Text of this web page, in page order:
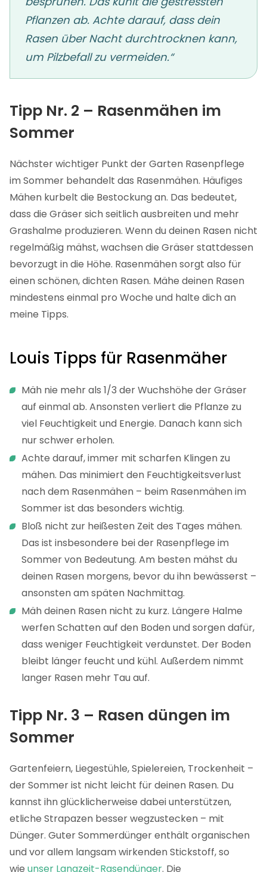
Pflanzen ab. Achte darauf, dass dein
Rasen über Nacht durchtrocknen kann,
um Pilzbefall zu vermeiden.“
Tipp Nr. 2 – Rasenmähen im
Sommer
Nächster wichtiger Punkt der Garten Rasenpflege
im Sommer behandelt das Rasenmähen. Häufiges
Mähen kurbelt die Bestockung an. Das bedeutet,
dass die Gräser sich seitlich ausbreiten und mehr
Grashalme produzieren. Wenn du deinen Rasen nicht
regelmäßig mähst, wachsen die Gräser stattdessen
bevorzugt in die Höhe. Rasenmähen sorgt also für
einen schönen, dichten Rasen. Mähe deinen Rasen
mindestens einmal pro Woche und halte dich an
meine Tipps.
Louis Tipps für Rasenmäher
Mäh nie mehr als 1/3 der Wuchshöhe der Gräser
auf einmal ab. Ansonsten verliert die Pflanze zu
viel Feuchtigkeit und Energie. Danach kann sich
nur schwer erholen.
Achte darauf, immer mit scharfen Klingen zu
mähen. Das minimiert den Feuchtigkeitsverlust
nach dem Rasenmähen – beim Rasenmähen im
Sommer ist das besonders wichtig.
Bloß nicht zur heißesten Zeit des Tages mähen.
Das ist insbesondere bei der Rasenpflege im
Sommer von Bedeutung. Am besten mähst du
deinen Rasen morgens, bevor du ihn bewässerst –
ansonsten am späten Nachmittag.
Mäh deinen Rasen nicht zu kurz. Längere Halme
werfen Schatten auf den Boden und sorgen dafür,
dass weniger Feuchtigkeit verdunstet. Der Boden
bleibt länger feucht und kühl. Außerdem nimmt
langer Rasen mehr Tau auf.
Tipp Nr. 3 – Rasen düngen im
Sommer
Gartenfeiern, Liegestühle, Spielereien, Trockenheit –
der Sommer ist nicht leicht für deinen Rasen. Du
kannst ihn glücklicherweise dabei unterstützen,
etliche Strapazen besser wegzustecken – mit
Dünger. Guter Sommerdünger enthält organischen
und vor allem langsam wirkenden Stickstoff, so
wie unser Langzeit-Rasendünger. Die